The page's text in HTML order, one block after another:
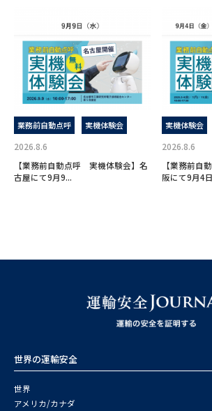
業務前自動点呼 実機体験会
2026.8.6
【業務前自動点呼 実機体験会】名
古屋にて9月9...
実機体験会
2026.8.6
【業務前自
阪にて9月4
世界の運輸安全
世界
アメリカ/カナダ